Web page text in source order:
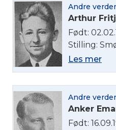
Andre
Arthur
Født:
Stilling:
Les mer
Andre
Anker
Født: